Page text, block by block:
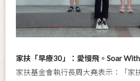
家扶「早療30」：愛慢飛。Soar
家扶基金會執行長周大堯表示：「家